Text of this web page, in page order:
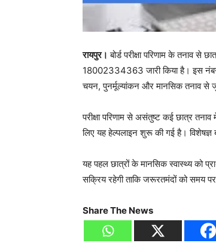
रायपुर। बोर्ड परीक्षा परिणाम के तनाव से
18002334363 जारी किया है। इस नंबर
चयन, पुनर्मूल्यांकन और मानसिक तनाव से
परीक्षा परिणाम से असंतुष्ट कई छात्र
लिए यह हेल्पलाइन शुरू की गई है। विशेषज्ञ
यह पहल छात्रों के मानसिक स्वास्थ्य को
सक्रिय रहेगी ताकि जरूरतमंदों को समय
Share The News